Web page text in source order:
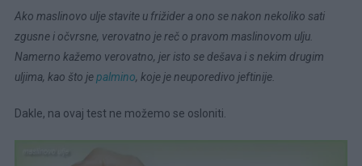
Ako maslinovo ulje stavite u frižider a ono se nakon nekoliko sati
zgusne i očvrsne, verovatno je reč o pravom maslinovom ulju.
Namerno kažemo verovatno, jer isto se dešava i s nekim drugim
uljima, kao što jepalmino, koje je neuporedivo jeftinije.
Dakle, na ovaj test ne možemo se osloniti.